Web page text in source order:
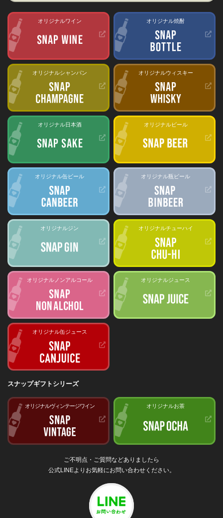
オリジナルワイン オリジナル焼酎
オリジナルシャンパン オリジナルウィスキー
オリジナル日本酒 オリジナルビール
オリジナル缶ビール オリジナル瓶ビール
オリジナルジン オリジナルチューハイ
オリジナルノンアルコール オリジナルジュース
オリジナル缶ジュース
スナップギフトシリーズ
オリジナルヴィンテージワイン オリジナルお茶
ご不明点・ご質問などありましたら
公式LINEよりお気軽にお問い合わせください。